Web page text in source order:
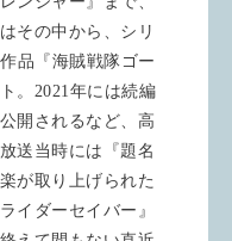
その中から、シリ
品『海賊戦隊ゴー
。2021年には続編
開されるなど、高
送当時には『題名
が取り上げられた
イダーセイバー』